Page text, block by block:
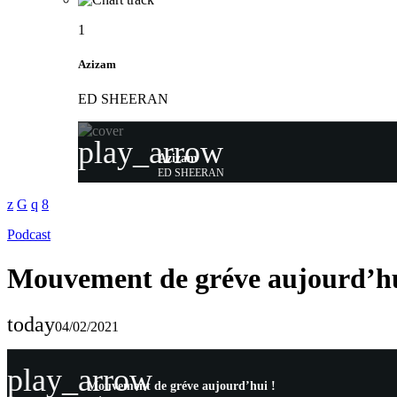
1
Azizam
ED SHEERAN
play_arrow
Azizam
ED SHEERAN
Podcast
Mouvement de gréve
today04/02/2021
play_arrowMouvement de gréve aujourd’hui !